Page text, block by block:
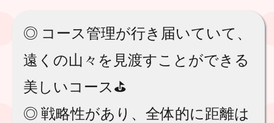
◎ コース管理が行き届いていて、
遠くの山々を見渡すことができる
美しいコース⛳️
◎ 戦略性があり、全体的に距離は